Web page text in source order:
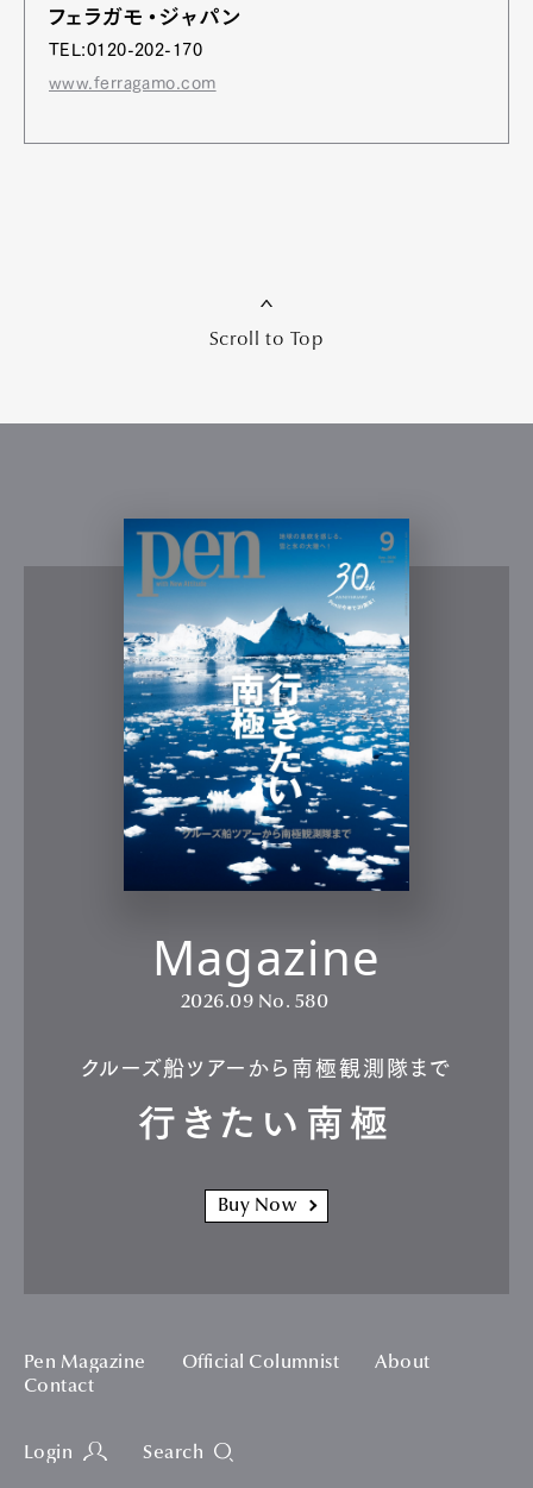
フェラガモ・ジャパン
TEL:0120-202-170
www.ferragamo.com
Scroll to Top
Magazine
2026.09 No. 580
クルーズ船ツアーから南極観測隊まで
行きたい南極
Buy Now
Pen Magazine Official Columnist
About
Contact
Login Search